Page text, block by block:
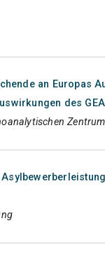
an Europas
des